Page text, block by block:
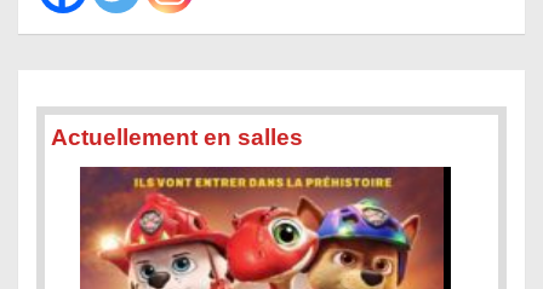
Actuellement en salles